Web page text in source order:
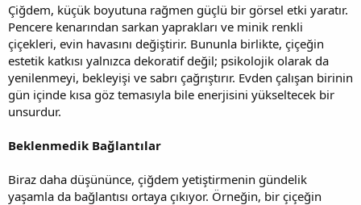
Çiğdem, küçük boyutuna rağmen güçlü bir görsel etki yaratır.
Pencere kenarından sarkan yaprakları ve minik renkli
çiçekleri, evin havasını değiştirir. Bununla birlikte, çiçeğin
estetik katkısı yalnızca dekoratif değil; psikolojik olarak da
yenilenmeyi, bekleyişi ve sabrı çağrıştırır. Evden çalışan birinin
gün içinde kısa göz temasıyla bile enerjisini yükseltecek bir
unsurdur.
Beklenmedik Bağlantılar
Biraz daha düşününce, çiğdem yetiştirmenin gündelik
yaşamla da bağlantısı ortaya çıkıyor. Örneğin, bir çiçeğin